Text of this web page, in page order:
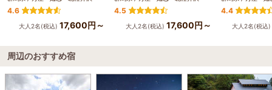
4.6
大人2名(税込) 17,600円～
4.5
大人2名(税込) 17,600円～
4.4
大人2名(税込)
周辺のおすすめ宿